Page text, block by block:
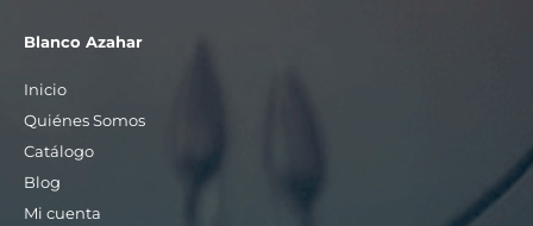
Blanco Azahar
Inicio
Quiénes Somos
Catálogo
Blog
Mi cuenta